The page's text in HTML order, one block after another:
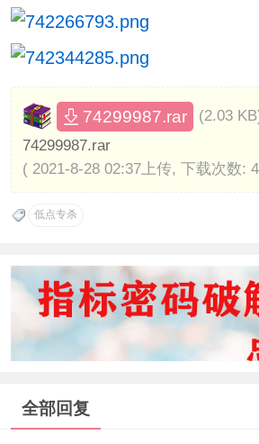
74299987.rar
(2.03
74299987.rar
( 2021-8-28 02:37上传, 下载次数:
低点专杀
全部回复